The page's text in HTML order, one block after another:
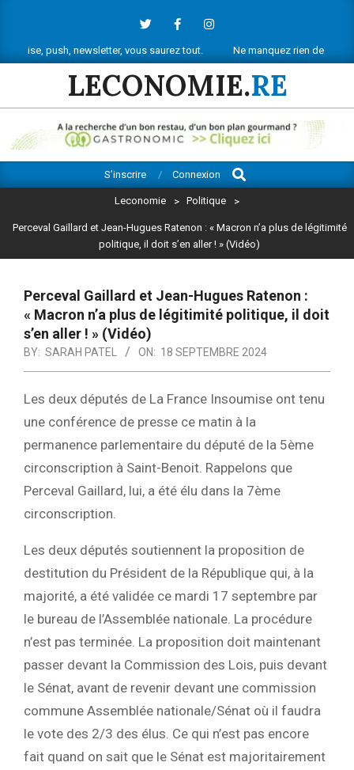
contentnewsletter, vous saurez tout. Ne manquez rien de l’actu
LECONOMIE.RE
Navigation
S’inscrire Connexion
Search
Leconomie > Politique >
Perceval Gaillard et Jean-Hugues Ratenon : « Macron n’a plus de légitimité
politique, il doit s’en aller ! » (Vidéo)
Perceval Gaillard et Jean-Hugues Ratenon :
« Macron n’a plus de légitimité politique, il doit
s’en aller ! » (Vidéo)
BY: SARAH PATEL ON: 18 SEPTEMBRE 2024
Les deux députés de La France Insoumise ont tenu
une conférence de presse ce matin à la
permanence parlementaire du député de la 5ème
circonscription à Saint-Benoit. Rappelons que
Perceval Gaillard, lui, a été élu dans la 7ème
circonscription.
Les deux députés soutiennent la proposition de
destitution du Président de la République qui, à la
majorité, a été validée ce mardi 17 septembre par
le bureau de l’Assemblée nationale. La procédure
n’est pas terminée. La proposition doit maintenant
passer devant la Commission des Lois, puis devant
le Sénat, avant de revenir devant une commission
commune Assemblée nationale/Sénat où il faudra
le vote des 2/3 des élus. Ce qui n’est pas encore
fait quand on sait que le Sénat est majoritairement